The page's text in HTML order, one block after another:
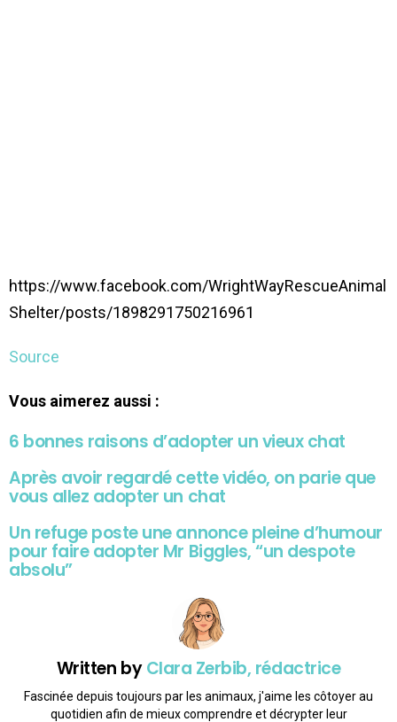
https://www.facebook.com/WrightWayRescueAnimal
Shelter/posts/1898291750216961
Source
Vous aimerez aussi :
6 bonnes raisons d’adopter un vieux chat
Après avoir regardé cette vidéo, on parie que
vous allez adopter un chat
Un refuge poste une annonce pleine d’humour
pour faire adopter Mr Biggles, “un despote
absolu”
Written byClara Zerbib, rédactrice
Fascinée depuis toujours par les animaux, j'aime les côtoyer au
quotidien afin de mieux comprendre et décrypter leur